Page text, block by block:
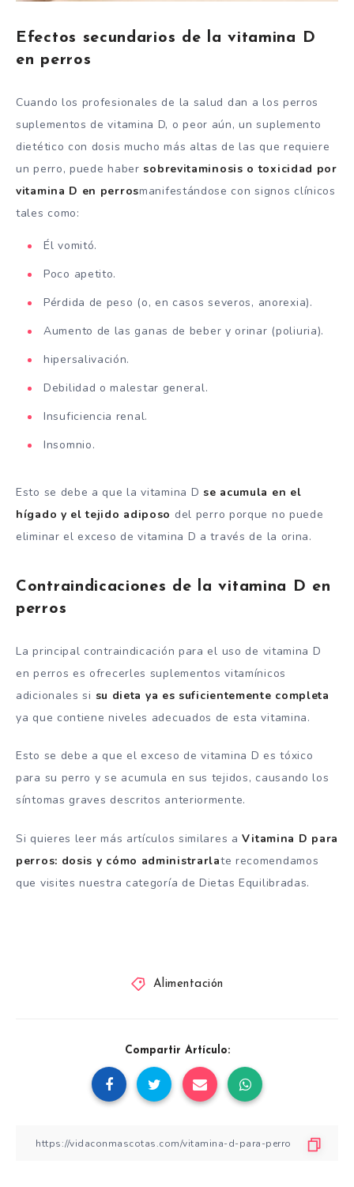
Efectos secundarios de la vitamina D
en perros
Cuando los profesionales de la salud dan a los perros
suplementos de vitamina D, o peor aún, un suplemento
dietético con dosis mucho más altas de las que requiere
un perro, puede habersobrevitaminosis o toxicidad por
vitamina D en perrosmanifestándose con signos clínicos
tales como:
Él vomitó.
Poco apetito.
Pérdida de peso (o, en casos severos, anorexia).
Aumento de las ganas de beber y orinar (poliuria).
hipersalivación.
Debilidad o malestar general.
Insuficiencia renal.
Insomnio.
Esto se debe a que la vitamina Dse acumula en el
hígado y el tejido adiposo del perro porque no puede
eliminar el exceso de vitamina D a través de la orina.
Contraindicaciones de la vitamina D en
perros
La principal contraindicación para el uso de vitamina D
en perros es ofrecerles suplementos vitamínicos
adicionales si su dieta ya es suficientemente completa
ya que contiene niveles adecuados de esta vitamina.
Esto se debe a que el exceso de vitamina D es tóxico
para su perro y se acumula en sus tejidos, causando los
síntomas graves descritos anteriormente.
Si quieres leer más artículos similares aVitamina D para
perros: dosis y cómo administrarlate recomendamos
que visites nuestra categoría de Dietas Equilibradas.
Alimentación
Compartir Artículo: